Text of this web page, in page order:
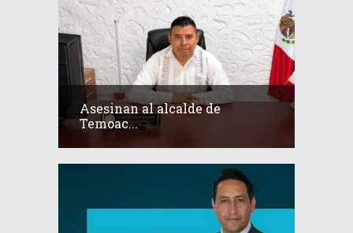
Asesinan al alcalde de
Temoac...